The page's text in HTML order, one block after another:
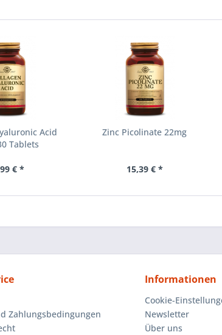
Acid
Tablets
€ *
Zinc Picolinate 22mg
15,39 € *
Zahlungsbedingungen
Informationen
Cookie-
Newsletter
Über uns